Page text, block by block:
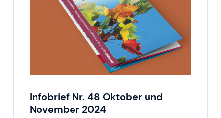
Infobrief Nr. 48 Oktober und
November 2024